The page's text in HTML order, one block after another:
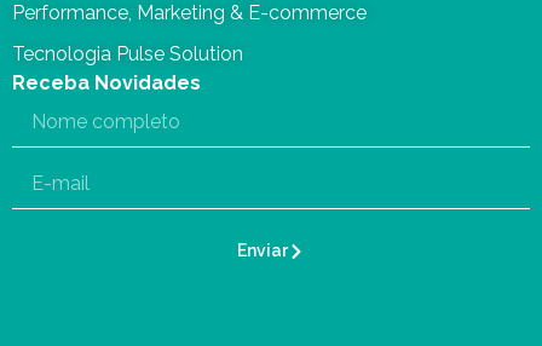
Performance, Marketing & E-commerce
Tecnologia Pulse Solution
Receba Novidades
Enviar